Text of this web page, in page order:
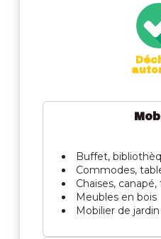
Buffet,
Commodes,
Chaises,
Meubles en bois
Mobilier de